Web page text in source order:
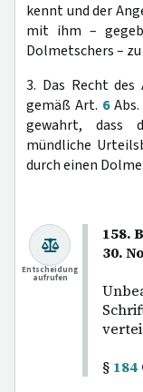
kennt und der
mit ihm –
Dolmetschers –
3. Das Recht
gemäß Art. 6Abs.
gewahrt, dass
mündliche
durch einen
158.
30.
§ 184
Entscheidung
aufrufen